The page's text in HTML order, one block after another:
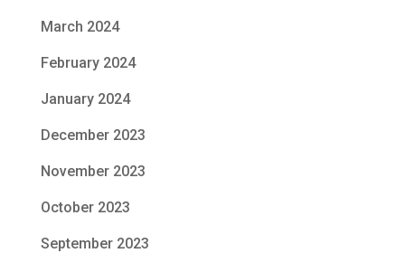
March 2024
February 2024
January 2024
December 2023
November 2023
October 2023
September 2023